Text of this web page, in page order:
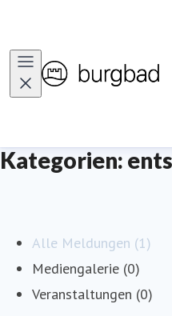
Kategorien:
Alle Meldungen (1)
Mediengalerie (0)
Veranstaltungen (0)